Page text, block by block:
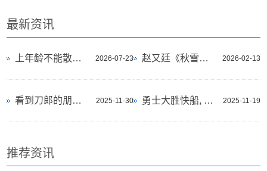
最新资讯
2026-07-23
上年龄不能散步? 医生多次 2026-02-13
赵又廷《秋雪漫过的冬天
2025-11-30
看到刀郎的朋友圈才知道 2025-11-19
勇士大胜快船, 哈登半场
推荐资讯